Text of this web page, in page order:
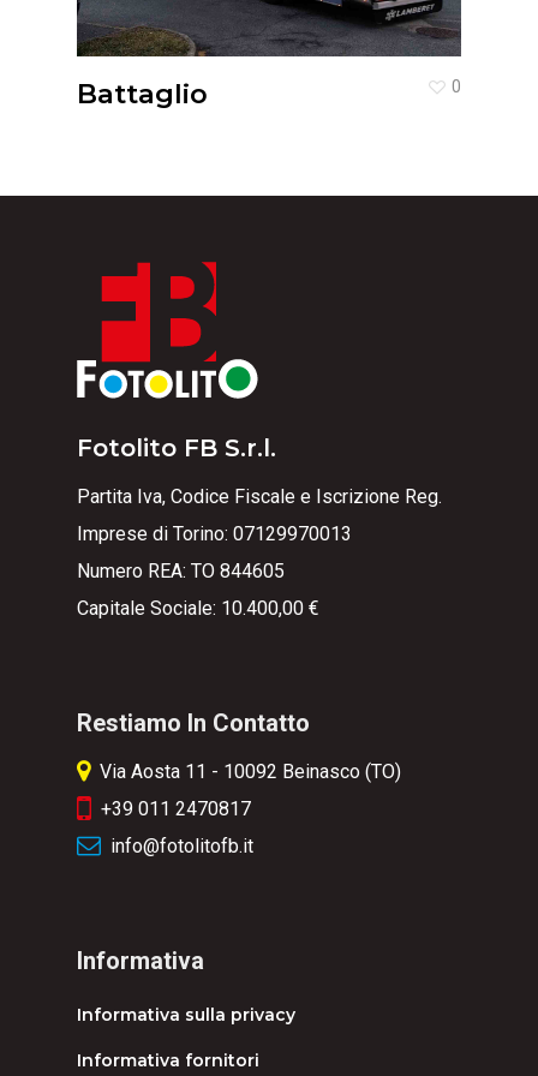
Battaglio 0
Fotolito FB S.r.l.
Partita Iva, Codice Fiscale e Iscrizione Reg.
Imprese di Torino: 07129970013
Numero REA: TO 844605
Capitale Sociale: 10.400,00 €
Restiamo In Contatto
Via Aosta 11 - 10092 Beinasco (TO)
+39 011 2470817
info@fotolitofb.it
Informativa
Informativa sulla privacy
Informativa fornitori